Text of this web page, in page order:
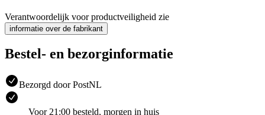
Verantwoordelijk voor productveiligheid zie
informatie over de fabrikant
Bestel- en bezorginformatie
Bezorgd door PostNL
Voor 21:00 besteld, morgen in huis